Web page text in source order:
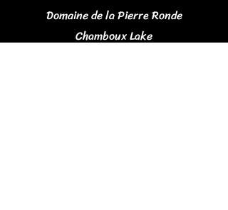
Domaine de la Pierre Ronde
Chamboux Lake